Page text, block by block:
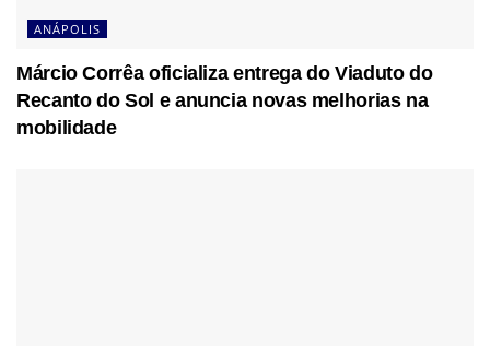
ANÁPOLIS
Márcio Corrêa oficializa entrega do Viaduto do
Recanto do Sol e anuncia novas melhorias na
mobilidade